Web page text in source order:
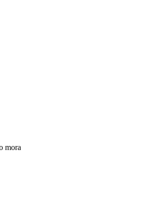
mora